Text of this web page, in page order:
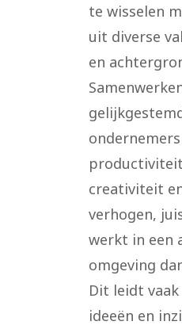
te wisselen
uit diverse
en
creativiteit
verhogen,
werkt in een
omgeving
Dit leidt
ideeën en